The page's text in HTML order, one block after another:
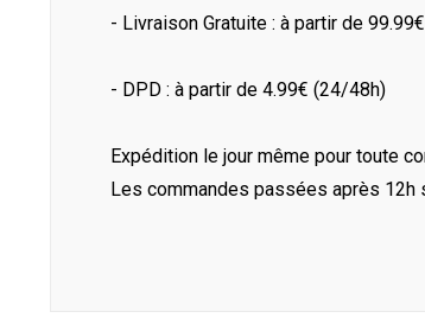
- Livraison Gratuite : à partir de
- DPD : à partir de 4.99€ (24/48h)
Expédition le jour même pour toute
Les commandes passées après